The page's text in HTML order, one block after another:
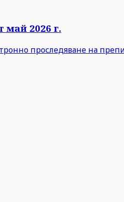
май 2026 г.
проследяване на